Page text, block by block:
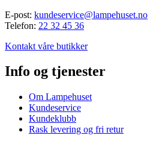
E-post: kundeservice@lampehuset.no
Telefon: 22 32 45 36
Kontakt våre butikker
Info og tjenester
Om Lampehuset
Kundeservice
Kundeklubb
Rask levering og fri retur